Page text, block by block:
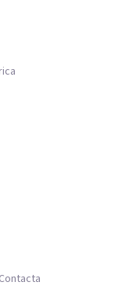
Contacta